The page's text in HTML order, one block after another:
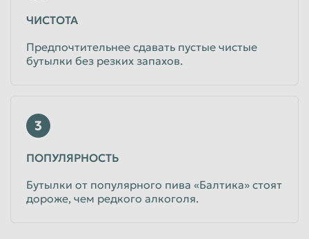
ЧИСТОТА
Предпочтительнее сдавать пустые чистые
бутылки без резких запахов.
3
ПОПУЛЯРНОСТЬ
Бутылки от популярного пива «Балтика» стоят
дороже, чем редкого алкоголя.